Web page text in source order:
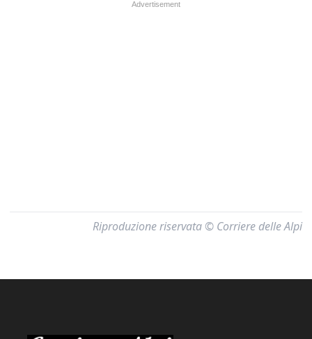
Riproduzione riservata © Corriere delle Alpi